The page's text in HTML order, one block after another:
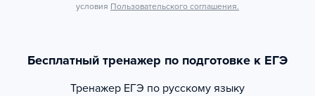
условия Пользовательского соглашения.
Бесплатный тренажер по подготовке к ЕГЭ
Тренажер ЕГЭ по русскому языку